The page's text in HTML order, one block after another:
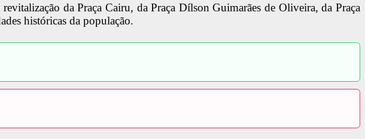
da Praça Cairu, da Praça Dílson Guimarães de Oliveira, da Praça
históricas da população.